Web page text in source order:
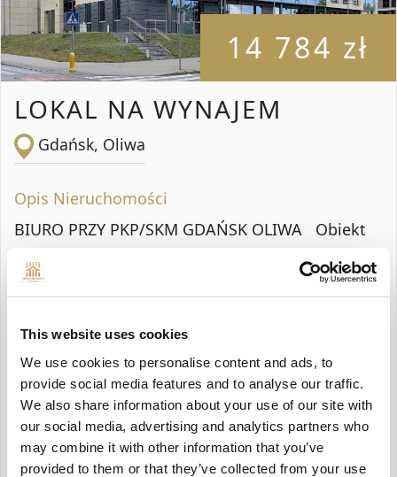
This website uses cookies
We use cookies to personalise content and ads, to
provide social media features and to analyse our traffic.
We also share information about your use of our site with
our social media, advertising and analytics partners who
may combine it with other information that you’ve
provided to them or that they’ve collected from your use
14 784 zł
LOKAL NA WYNAJEM
Gdańsk, Oliwa
Opis Nieruchomości
BIURO PRZY PKP/SKM GDAŃSK OLIWA Obiekt
usytuowany w Oliwie w niedalekiej odległości od
bezpośrednio przy Stawie Młyńskim, co
zapewnia kameralność lokalizacji oraz dogodną
komunikację z ...
Powierzchnia: 231 m2